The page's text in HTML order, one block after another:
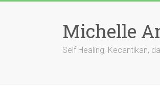
Michelle
Self Healing, Kecantikan,